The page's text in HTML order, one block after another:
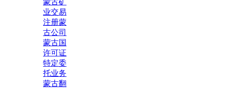
蒙古矿
业交易
注册蒙
古公司
蒙古国
许可证
特定委
托业务
蒙古翻